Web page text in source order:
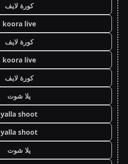
كورة لايف
koora live
كورة لايف
koora live
كورة لايف
يلا شوت
yalla shoot
yalla shoot
يلا شوت